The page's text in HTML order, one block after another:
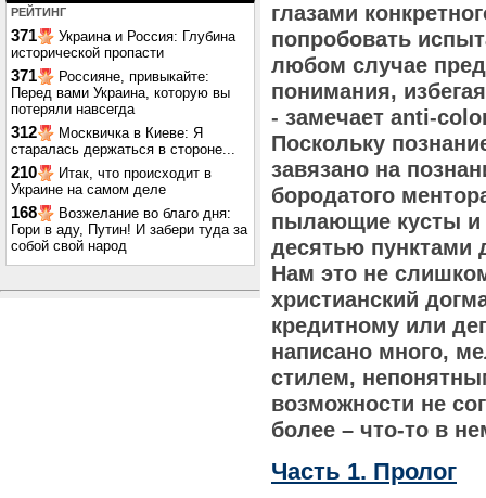
РЕЙТИНГ
371
Украина и Россия: Глубина
исторической пропасти
371
Россияне, привыкайте:
Перед вами Украина, которую вы
потеряли навсегда
312
Москвичка в Киеве: Я
старалась держаться в стороне...
210
Итак, что происходит в
Украине на самом деле
168
Возжелание во благо дня:
Гори в аду, Путин! И забери туда за
собой свой народ
глазами
попробовать
любом случае
понимания,
- замечает anti-
Поскольку
завязано на
бородатого
пылающие кусты и
десятью пунктами
Нам это не
христианский
кредитному или
написано много,
стилем,
возможности не
более – что-то в
Часть 1. Пролог